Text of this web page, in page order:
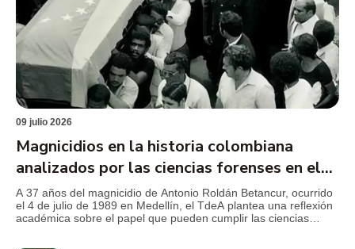
09 julio 2026
Magnicidios en la historia colombiana
analizados por las ciencias forenses en el
TdeA
A 37 años del magnicidio de Antonio Roldán Betancur, ocurrido
el 4 de julio de 1989 en Medellín, el TdeA plantea una reflexión
académica sobre el papel que pueden cumplir las ciencias